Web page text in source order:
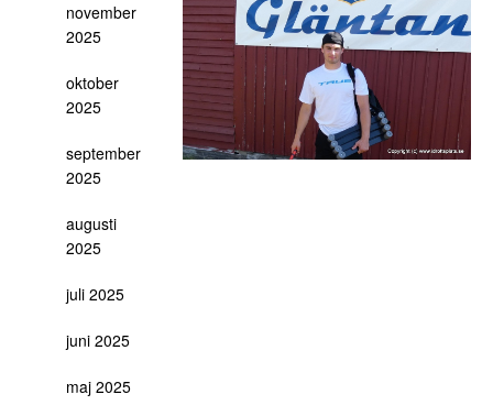
november
2025
oktober
2025
september
2025
augusti
2025
juli 2025
juni 2025
maj 2025